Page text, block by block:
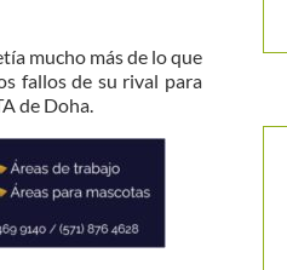
mucho más de lo que
fallos de su rival para
de Doha.